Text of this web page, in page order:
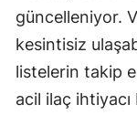
güncelleniyor.
kesintisiz
listelerin takip
acil ilaç